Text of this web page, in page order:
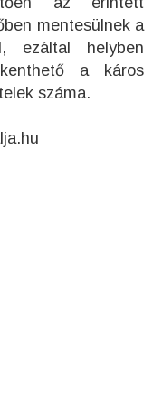
mentesülnek a
ezáltal helyben
a káros
száma.